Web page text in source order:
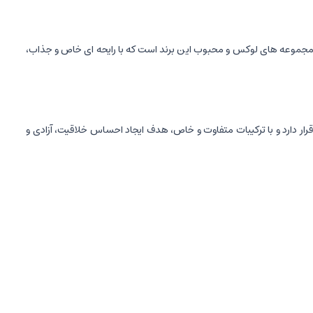
های لوکس و محبوب این برند است که با رایحه ای خاص و جذاب،
برند لویی ویتون قرار دارد و با ترکیبات متفاوت و خاص، هدف ایجاد احساس خلاقیت، آزادی و